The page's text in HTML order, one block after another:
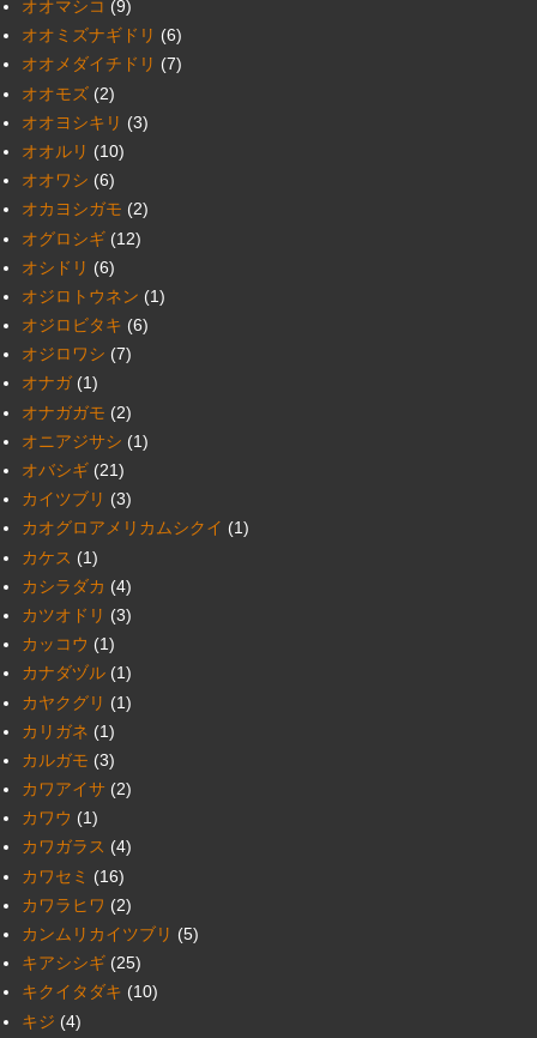
オオマシコ (9)
オオミズナギドリ (6)
オオメダイチドリ (7)
オオモズ (2)
オオヨシキリ (3)
オオルリ (10)
オオワシ (6)
オカヨシガモ (2)
オグロシギ (12)
オシドリ (6)
オジロトウネン (1)
オジロビタキ (6)
オジロワシ (7)
オナガ (1)
オナガガモ (2)
オニアジサシ (1)
オバシギ (21)
カイツブリ (3)
カオグロアメリカムシクイ (1)
カケス (1)
カシラダカ (4)
カツオドリ (3)
カッコウ (1)
カナダヅル (1)
カヤクグリ (1)
カリガネ (1)
カルガモ (3)
カワアイサ (2)
カワウ (1)
カワガラス (4)
カワセミ (16)
カワラヒワ (2)
カンムリカイツブリ (5)
キアシシギ (25)
キクイタダキ (10)
キジ (4)